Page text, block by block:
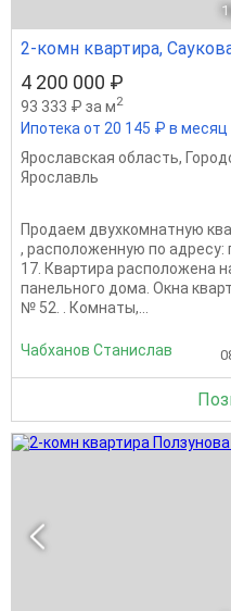
1
2-комн квартира,
4 200 000 ₽
93 333 ₽ за м2
Ипотека от 20 145 ₽ в месяц
Ярославская область,
Ярославль
Продаем двухкомнатную
, расположенную по адресу:
17. Квартира расположена
панельного дома. Окна
№ 52. . Комнаты,...
Чабханов Станислав